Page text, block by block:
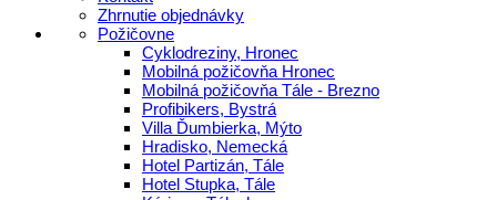
Zhrnutie objednávky
Požičovne
Cyklodreziny, Hronec
Mobilná požičovňa Hronec
Mobilná požičovňa Tále - Brezno
Profibikers, Bystrá
Villa Ďumbierka, Mýto
Hradisko, Nemecká
Hotel Partizán, Tále
Hotel Stupka, Tále